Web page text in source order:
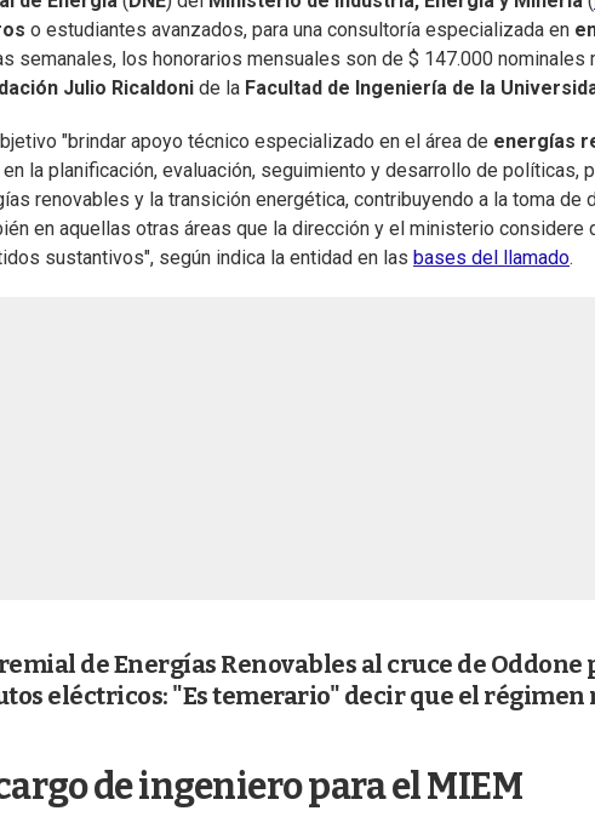
o estudiantes avanzados, para una consultoría especializada en
semanales, los honorarios mensuales son de $ 147.000 nominales
Julio Ricaldoni de la Facultad de Ingeniería de la
"brindar apoyo técnico especializado en el área de energías
en la planificación, evaluación, seguimiento y desarrollo de políticas,
renovables y la transición energética, contribuyendo a la toma de
en aquellas otras áreas que la dirección y el ministerio
sustantivos", según indica la entidad en las bases del llamado.
de Energías Renovables al cruce de
eléctricos: "Es temerario" decir que el régimen
de ingeniero para el MIEM